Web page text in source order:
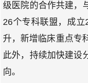
级医院的合作共建，
26个专科联盟，成
升，新增临床重点专
此外，持续加快建设
向。